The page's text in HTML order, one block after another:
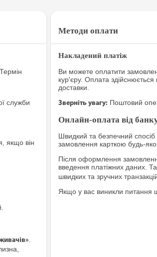
служби
якщо він
Методи оплати
Накладений платіж
Ви можете оплатити
кур'єру. Оплата
доставки.
Зверніть увагу: Поштовий
Онлайн-оплата від
Швидкий та безпечний
замовлення карткою будь-
Після оформлення
введення платіжних даних.
швидких та зручних
Якщо у вас виникли питання